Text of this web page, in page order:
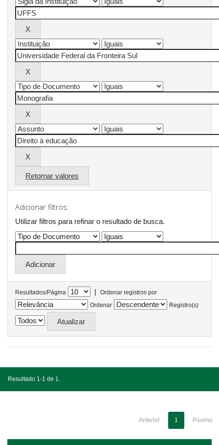
Retornar valores
Adicionar filtros:
Utilizar filtros para refinar o resultado de busca.
Resultados/Página |
Ordenar registros por
Ordenar
Registro(s)
Resultado 1-1 de 1.
Anterior 1 Póximo